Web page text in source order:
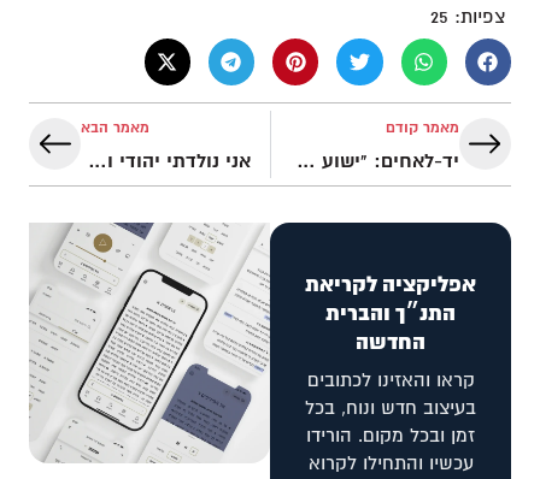
צפיות: 25
מאמר קודם
יד-לאחים: "ישוע לא קיים את מצוות פרו ורבו"
מאמר הבא
אני נולדתי יהודי ואמות יהודי!
אפליקציה לקריאת
התנ״ך והברית
החדשה
קראו והאזינו לכתובים
בעיצוב חדש ונוח, בכל
זמן ובכל מקום. הורידו
עכשיו והתחילו לקרוא